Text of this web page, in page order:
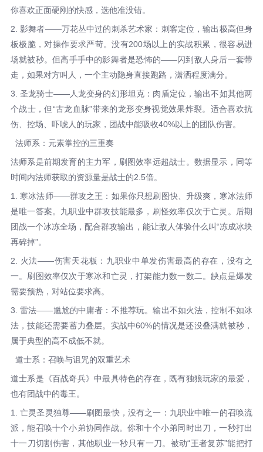
你喜欢正面硬刚的快感，选他准没错。
2. 影舞者——万花丛中过的刺杀艺术家：刺客定位，输出极高但身
板极脆，对操作要求严苛。没有200场以上的实战积累，很容易进
场就被秒。但高手手中的影舞者是恐怖的——闪到敌人身后一套带
走，如果对方叫人，一个主动隐身直接跑路，潇洒程度满分。
3. 圣龙骑士——人龙变身的幻形坦克：肉盾定位，输出不如其他两
个战士，但“古龙血脉”带来的龙形变身视觉效果炸裂。适合喜欢抗
伤、控场、吓唬人的玩家，团战中能吸收40%以上的团队伤害。
法师系：元素掌控的三重奏
法师系是前期发育的主力军，刷图效率远超战士。数据显示，同等
时间内法师获取的资源量是战士的2.5倍。
1. 寒冰法师——群攻之王：如果你只想刷图快、升级爽，寒冰法师
是唯一答案。九职业中群攻技能最多，刷怪效率仅次于亡灵。后期
团战一个冰冻全场，配合群攻输出，能让敌人体验什么叫“冻成冰块
再碎掉”。
2. 火法——伤害天花板：九职业中单发伤害最高的存在，没有之
一。刷图效率仅次于寒冰和亡灵，打架能力数一数二。缺点是爆发
需要预热，对站位要求高。
3. 雷法——尴尬的中庸者：不推荐玩。输出不如火法，控制不如冰
法，技能还需要蓄力叠层。实战中60%的情况是还没叠满就被秒，
属于典型的高不成低不就。
道士系：召唤与诅咒的双重艺术
道士系是《百战奇兵》中最具特色的存在，既有独狼玩家的最爱，
也有团战中的毒王。
1. 亡灵圣灵独尊——刷图最快，没有之一：九职业中唯一的召唤流
派，能召唤十个小弟协同作战。你和十个小弟同时出刀，一秒打出
十一刀切割伤害，其他职业一秒只有一刀。被动“王者复苏”能把打